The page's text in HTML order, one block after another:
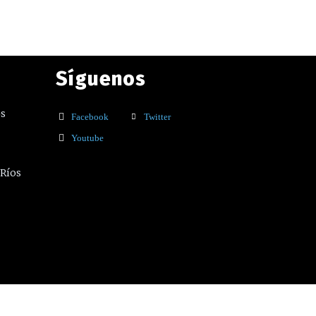
Síguenos
Facebook
Twitter
Youtube